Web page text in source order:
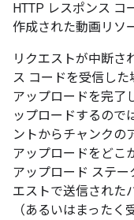
HTTP レスポンス コ
作成された動画リソ
リクエストが中断さ
ス コードを受信した
アップロードを完了
ップロードするので
ントからチャンクの
アップロードをどこ
アップロード ステ
エストで送信された
（あるいはまった